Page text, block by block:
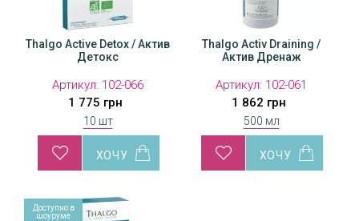
Thalgo Active Detox / Актив
Детокс
Артикул: 102-066
1 775 грн
10 шт
Thalgo Activ Draining /
Актив Дренаж
Артикул: 102-061
1 862 грн
500 мл
Доступно в
шоуруме